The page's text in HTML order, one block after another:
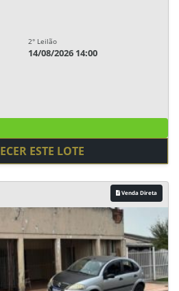
2° Leilão
14/08/2026 14:00
ESTE LOTE
Venda Direta